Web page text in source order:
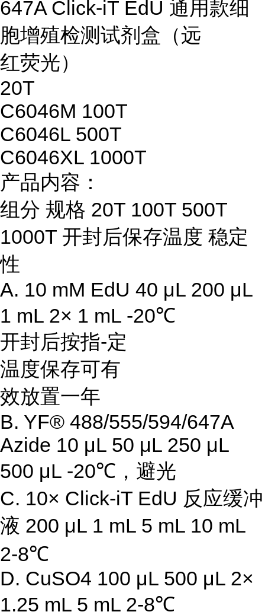
647A Click-iT EdU 通用款细
胞增殖检测试剂盒（远
红荧光）
20T
C6046M 100T
C6046L 500T
C6046XL 1000T
产品内容：
组分 规格 20T 100T 500T
1000T 开封后保存温度 稳定
性
A. 10 mM EdU 40 μL 200 μL
1 mL 2× 1 mL -20℃
开封后按指-定
温度保存可有
效放置一年
B. YF® 488/555/594/647A
Azide 10 μL 50 μL 250 μL
500 μL -20℃，避光
C. 10× Click-iT EdU 反应缓冲
液 200 μL 1 mL 5 mL 10 mL
2-8℃
D. CuSO4 100 μL 500 μL 2×
1.25 mL 5 mL 2-8℃